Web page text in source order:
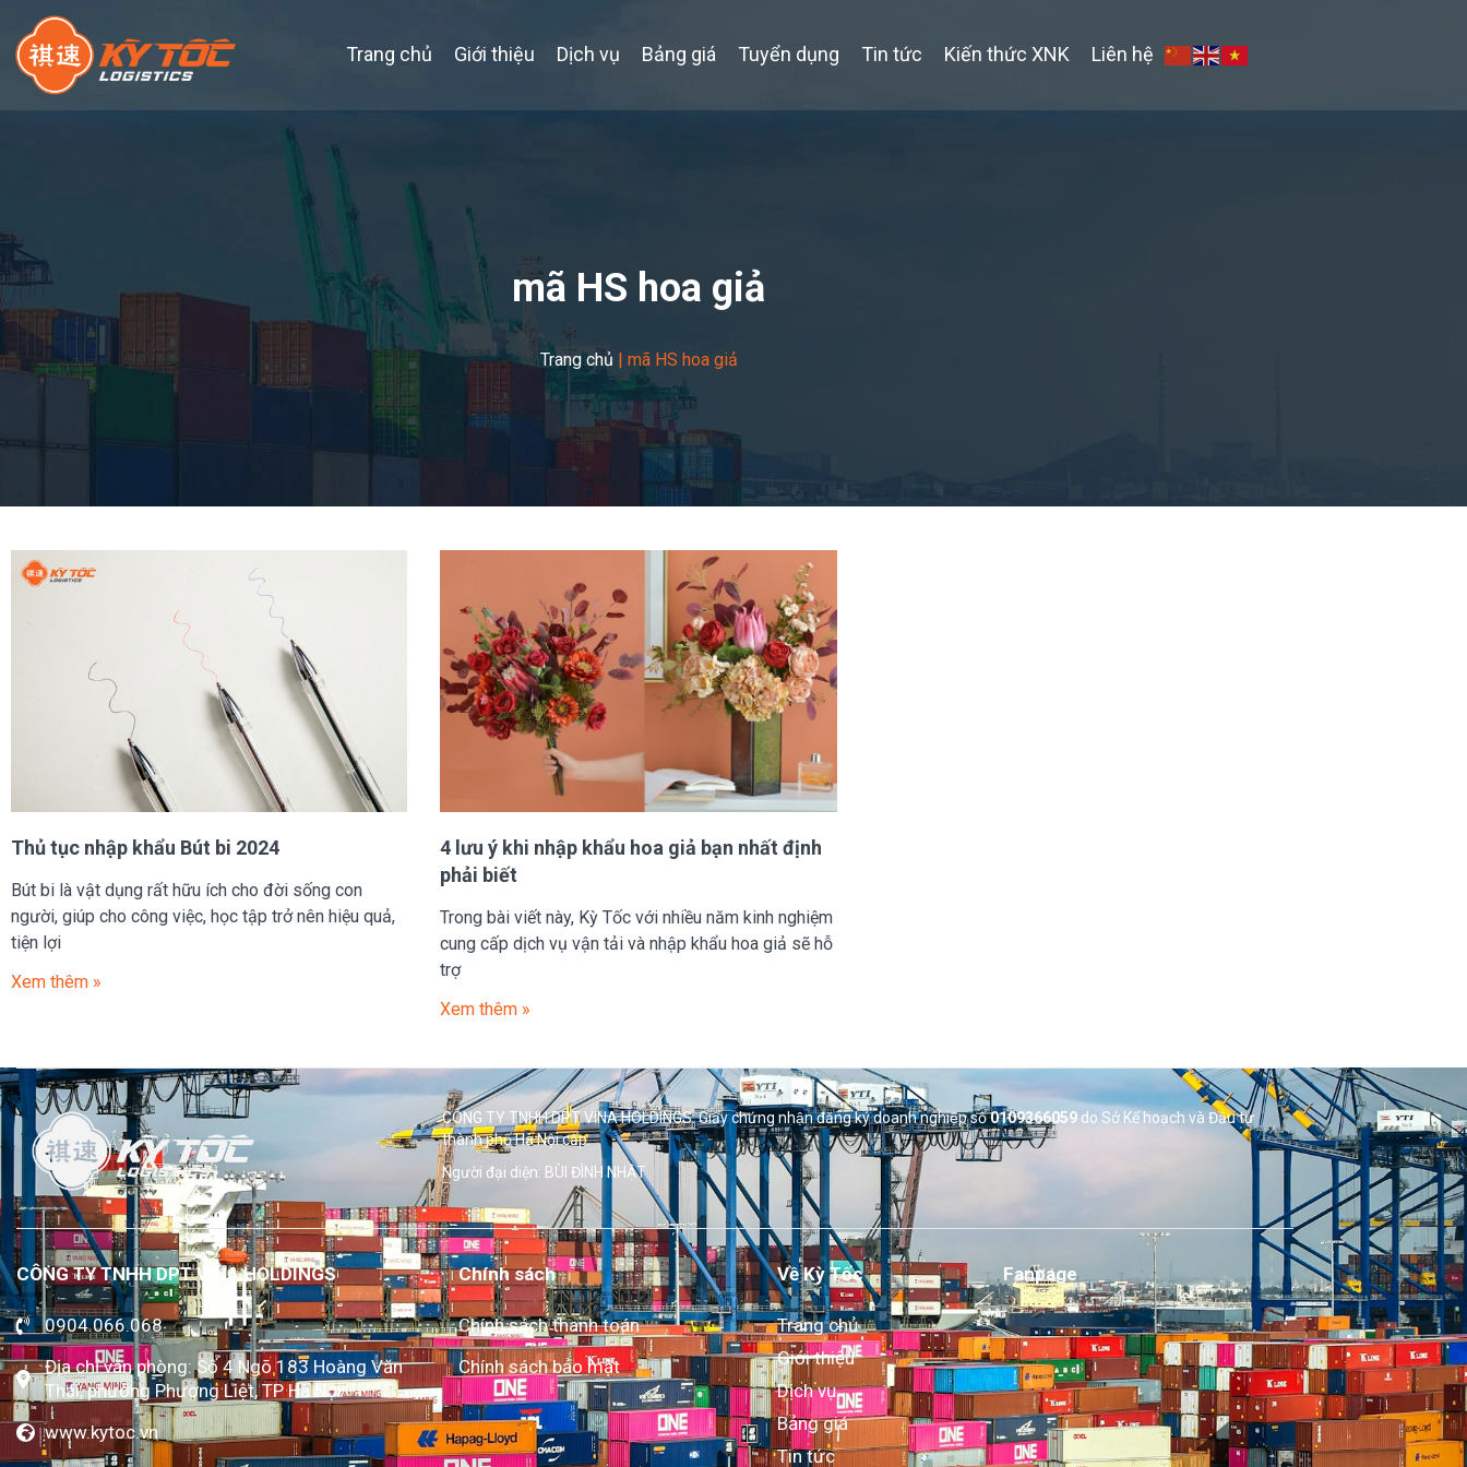
Trang chủ Giới thiệu Dịch vụ Bảng giá Tuyển dụng Tin tức Kiến thức XNK Liên hệ
mã HS hoa giả
Trang chủ | mã HS hoa giả
Thủ tục nhập khẩu Bút bi 2024
Bút bi là vật dụng rất hữu ích cho đời sống con
người, giúp cho công việc, học tập trở nên hiệu quả,
tiện lợi
Xem thêm »
4 lưu ý khi nhập khẩu hoa giả bạn nhất định
phải biết
Trong bài viết này, Kỳ Tốc với nhiều năm kinh nghiệm
cung cấp dịch vụ vận tải và nhập khẩu hoa giả sẽ hỗ
trợ
Xem thêm »
CÔNG TY TNHH DPT VINA HOLDINGS. Giấy chứng nhận đăng ký doanh nghiệp số0109366059do Sở Kế hoạch và Đầu tư
thành phố Hà Nội cấp.
Người đại diện: BÙI ĐÌNH NHẬT
CÔNG TY TNHH DPT VINA HOLDINGS
0904.066.068
Địa chỉ văn phòng: Số 4 Ngõ 183 Hoàng Văn
Thái, phường Phương Liệt, TP Hà Nội
www.kytoc.vn
Chính sách
Chính sách thanh toán
Chính sách bảo mật
Về Kỳ Tốc
Trang chủ
Giới thiệu
Dịch vụ
Bảng giá
Tin tức
Fanpage